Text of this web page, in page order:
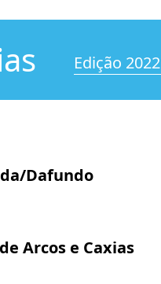
Edição 2022
Dafundo
Arcos e Caxias